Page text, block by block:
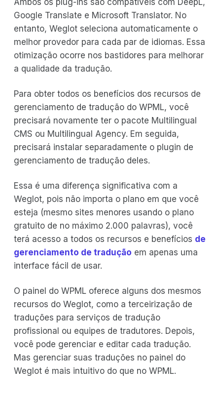
Google Translate e Microsoft Translator. No
entanto, Weglot seleciona automaticamente o
melhor provedor para cada par de idiomas. Essa
otimização ocorre nos bastidores para melhorar
a qualidade da tradução.
Para obter todos os benefícios dos recursos de
gerenciamento de tradução do WPML, você
precisará novamente ter o pacote Multilingual
CMS ou Multilingual Agency. Em seguida,
precisará instalar separadamente o plugin de
gerenciamento de tradução deles.
Essa é uma diferença significativa com a
Weglot, pois não importa o plano em que você
esteja (mesmo sites menores usando o plano
gratuito de no máximo 2.000 palavras), você
terá acesso a todos os recursos e benefícios de
gerenciamento de tradução em apenas uma
interface fácil de usar.
O painel do WPML oferece alguns dos mesmos
recursos do Weglot, como a terceirização de
traduções para serviços de tradução
profissional ou equipes de tradutores. Depois,
você pode gerenciar e editar cada tradução.
Mas gerenciar suas traduções no painel do
Weglot é mais intuitivo do que no WPML.